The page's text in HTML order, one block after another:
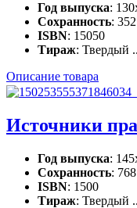
Год выпуска:
Сохранность: 352
ISBN: 15050
Тираж: Твердый
Описание товара
Источники
Год выпуска:
Сохранность: 768
ISBN: 1500
Тираж: Твердый